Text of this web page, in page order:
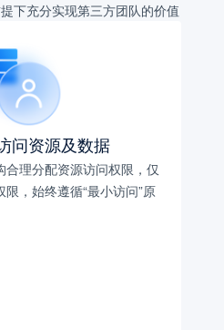
下充分实现第三方团队的价值
问资源及数据
合理分配资源访问权限，仅
，始终遵循“最小访问”原